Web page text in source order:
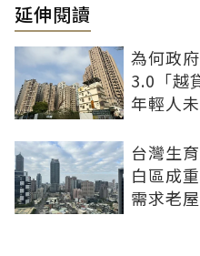
延伸閱讀
為何政
3.0「越
年輕人
台灣生
白區成
需求老屋